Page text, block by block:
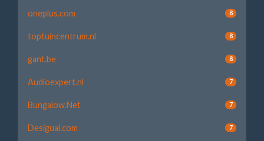
oneplus.com 8
toptuincentrum.nl 8
gant.be 8
Audioexpert.nl 7
Bungalow.Net 7
Desigual.com 7